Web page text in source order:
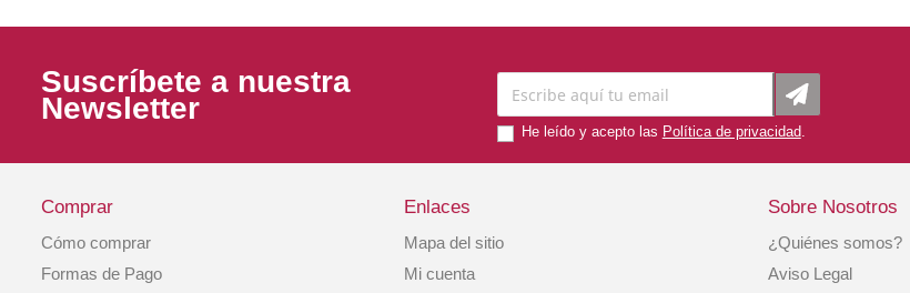
Collar Antitirones Perro Nylon Negro Talla S
Collar Estrangulador Doble Cadena 2,0x45cm
Freedog
Suscríbete a nuestra
Newsletter
He leído y acepto las Política de privacidad.
Comprar
Cómo comprar
Formas de Pago
Enlaces
Mapa del sitio
Mi cuenta
Sobre Nosotros
¿Quiénes somos?
Aviso Legal